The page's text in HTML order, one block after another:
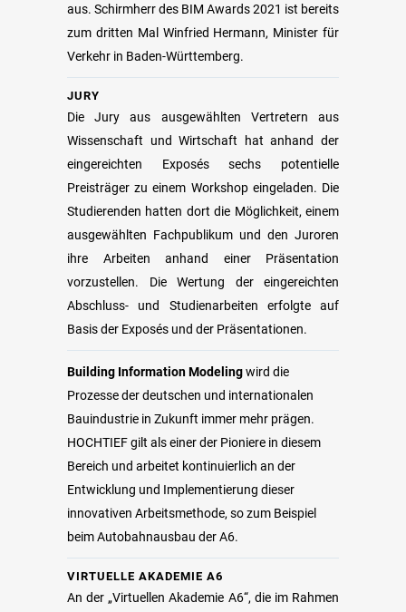
aus. Schirmherr des BIM Awards 2021 ist bereits
zum dritten Mal Winfried Hermann, Minister für
Verkehr in Baden-Württemberg.
JURY
Die Jury aus ausgewählten Vertretern aus
Wissenschaft und Wirtschaft hat anhand der
eingereichten Exposés sechs potentielle
Preisträger zu einem Workshop eingeladen. Die
Studierenden hatten dort die Möglichkeit, einem
ausgewählten Fachpublikum und den Juroren
ihre Arbeiten anhand einer Präsentation
vorzustellen. Die Wertung der eingereichten
Abschluss- und Studienarbeiten erfolgte auf
Basis der Exposés und der Präsentationen.
Building Information Modelingwird die
Prozesse der deutschen und internationalen
Bauindustrie in Zukunft immer mehr prägen.
HOCHTIEF gilt als einer der Pioniere in diesem
Bereich und arbeitet kontinuierlich an der
Entwicklung und Implementierung dieser
innovativen Arbeitsmethode, so zum Beispiel
beim Autobahnausbau der A6.
VIRTUELLE AKADEMIE A6
An der „Virtuellen Akademie A6“, die im Rahmen